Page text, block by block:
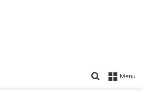
Menu
Search